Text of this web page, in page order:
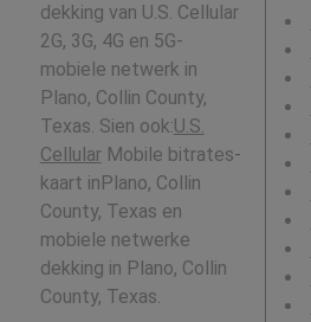
dekking van U.S. Cellular
2G, 3G, 4G en 5G-
mobiele netwerk in
Plano, Collin County,
Texas. Sien ook:U.S.
CellularMobile bitrates-
kaart inPlano, Collin
County, Texas en
mobiele netwerke
dekking in Plano, Collin
County, Texas.